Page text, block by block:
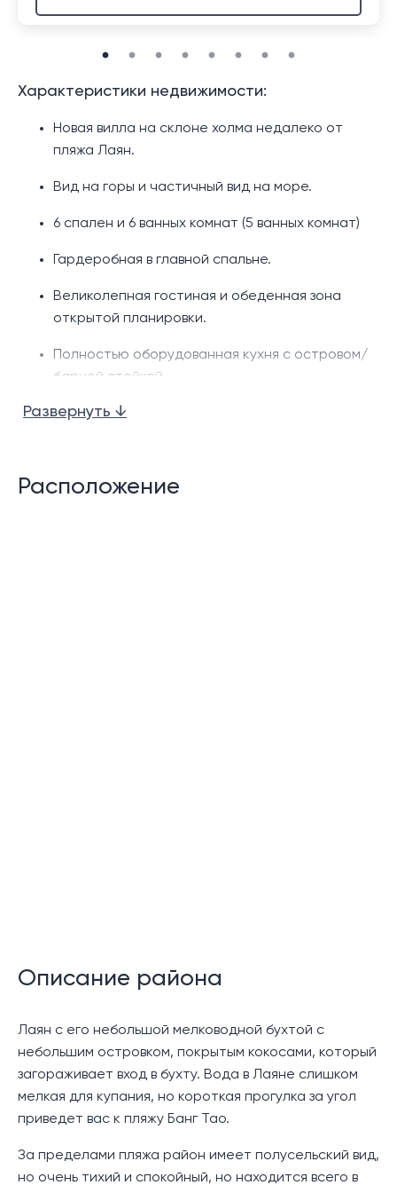
Характеристики недвижимости:
Новая вилла на склоне холма недалеко от
пляжа Лаян.
Вид на горы и частичный вид на море.
6 спален и 6 ванных комнат (5 ванных комнат)
Гардеробная в главной спальне.
Великолепная гостиная и обеденная зона
открытой планировки.
Полностью оборудованная кухня с островом/
барной стойкой.
Дополнительная тайская кухня.
Частный пейзажный бассейн (21 х 3,6 м)
Эта вилла, расположенная на пологом склоне
окружающие зеленые горы и далёкое море. Эта
трехуровневая вилла приветствует вас на нижнем
уровне с двойным навесом для машины и доступом к
гостевой спальне, просторной
многофункциональной комнате и комнате для
Поднявшись на средний уровень, вы обнаружите две
Развернуть ↓
Расположение
Описание района
Лаян с его небольшой мелководной бухтой с
небольшим островком, покрытым кокосами, который
загораживает вход в бухту. Вода в Лаяне слишком
мелкая для купания, но короткая прогулка за угол
приведет вас к пляжу Банг Тао.
За пределами пляжа район имеет полусельский вид,
но очень тихий и спокойный, но находится всего в